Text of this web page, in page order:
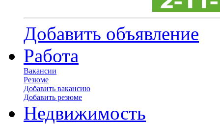
Добавить объявление
Работа
Вакансии
Резюме
Добавить вакансию
Добавить резюме
Недвижимость